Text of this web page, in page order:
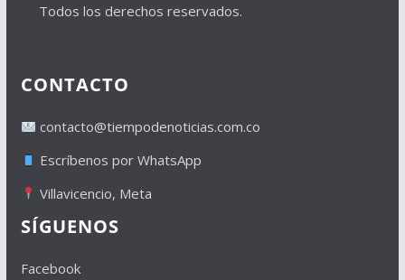
Todos los derechos reservados.
CONTACTO
contacto@tiempodenoticias.com.co
Escríbenos por WhatsApp
Villavicencio, Meta
SÍGUENOS
Facebook